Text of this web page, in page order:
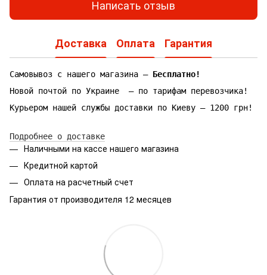
Написать отзыв
Доставка Оплата Гарантия
Самовывоз с нашего магазина — Бесплатно!
Новой почтой по Украине — по тарифам перевозчика!
Курьером нашей службы доставки по Киеву — 1200 грн!
Подробнее о доставке
Наличными на кассе нашего магазина
Кредитной картой
Оплата на расчетный счет
Гарантия от производителя 12 месяцев